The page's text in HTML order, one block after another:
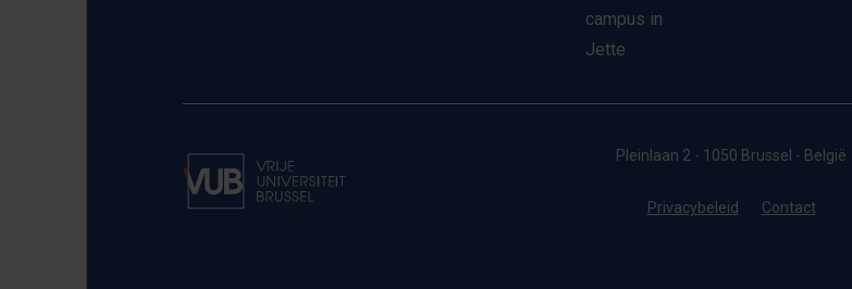
campus in
Jette
Pleinlaan 2 - 1050 Brussel - België
Privacybeleid Contact